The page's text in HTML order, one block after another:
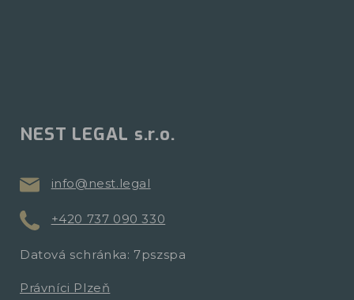
NEST LEGAL s.r.o.
info@nest.legal
+420 737 090 330
Datová schránka: 7pszspa
Právníci Plzeň